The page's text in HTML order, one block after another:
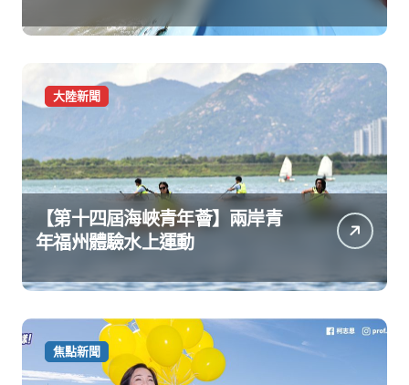
大陸新聞
【第十四屆海峽青年薈】兩岸青
年福州體驗水上運動
焦點新聞